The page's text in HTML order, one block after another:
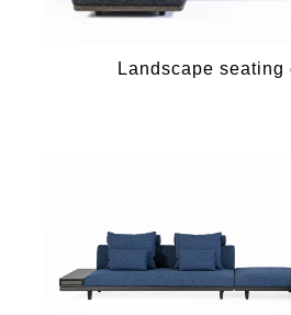
Landscape seating